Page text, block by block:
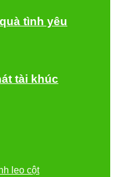
tình yêu
tài khúc